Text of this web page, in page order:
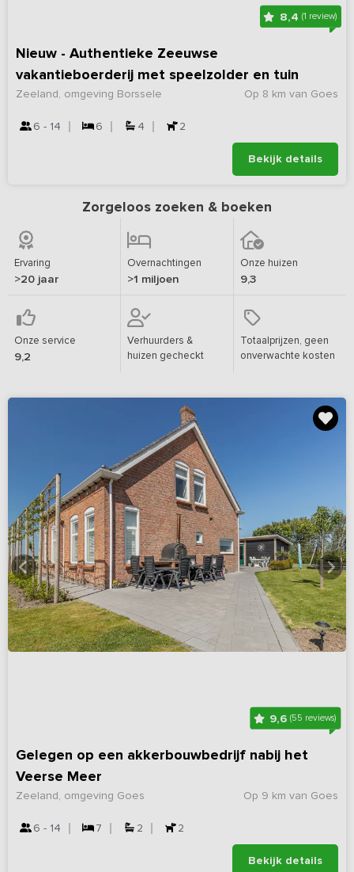
8,4 (1 review)
Nieuw - Authentieke Zeeuwse
vakantieboerderij met speelzolder en tuin
Op 8 km van Goes
Zeeland, omgeving Borssele
6 - 14 6 4 2
Bekijk details
Zorgeloos zoeken & boeken
Ervaring
>20 jaar
Overnachtingen
>1 miljoen
Onze huizen
9,3
Onze service
9,2
Verhuurders &
huizen gecheckt
Totaalprijzen, geen
onverwachte kosten
9,6 (55 reviews)
Gelegen op een akkerbouwbedrijf nabij het
Veerse Meer
Op 9 km van Goes
Zeeland, omgeving Goes
6 - 14 7 2 2
Bekijk details